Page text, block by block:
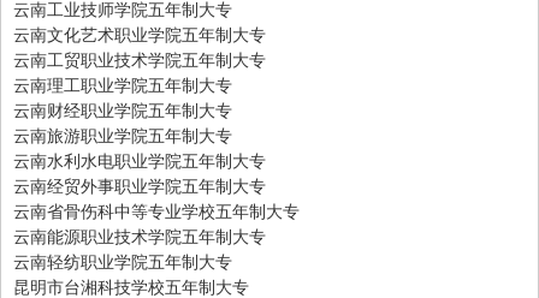
云南工业技师学院五年制大专
云南文化艺术职业学院五年制大专
云南工贸职业技术学院五年制大专
云南理工职业学院五年制大专
云南财经职业学院五年制大专
云南旅游职业学院五年制大专
云南水利水电职业学院五年制大专
云南经贸外事职业学院五年制大专
云南省骨伤科中等专业学校五年制大专
云南能源职业技术学院五年制大专
云南轻纺职业学院五年制大专
昆明市台湘科技学校五年制大专